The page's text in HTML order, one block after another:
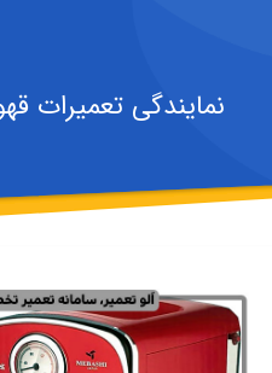
نمایندگی تعمیرات